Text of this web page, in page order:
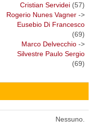
Cristian Servidei (57)
Rogerio Nunes Vagner ->
Eusebio Di Francesco
(69)
Marco Delvecchio ->
Silvestre Paulo Sergio
(69)
Nessuno.